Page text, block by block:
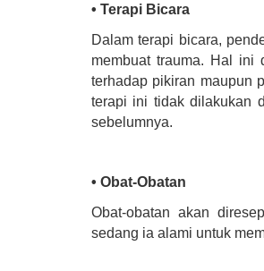
• Terapi Bicara
Dalam terapi bicara,
membuat trauma. Hal ini
terhadap pikiran maupun
terapi ini tidak dilakukan
sebelumnya.
• Obat-Obatan
Obat-obatan akan
sedang ia alami untuk